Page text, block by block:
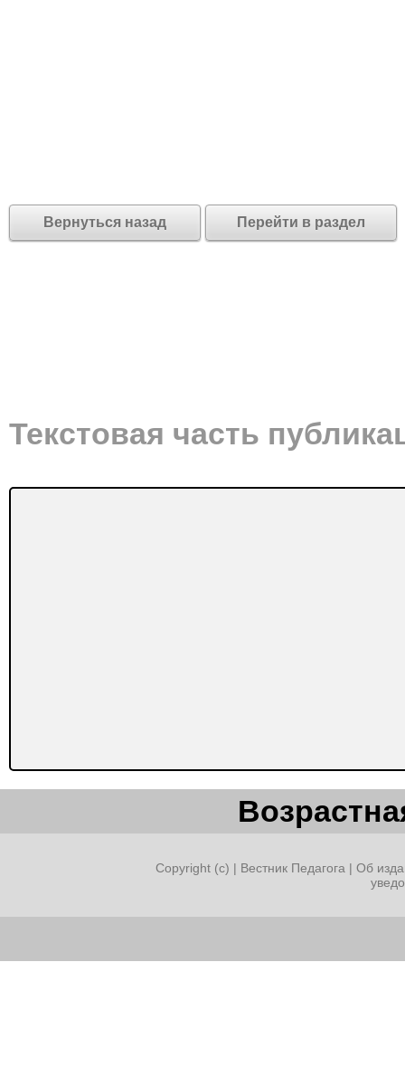
Вернуться назад Перейти в раздел
Текстовая часть
Copyright (c) | Вестник Педагога | Об